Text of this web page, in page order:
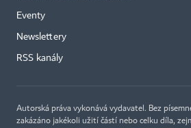
Eventy
Newslettery
RSS kanály
Autorská práva vykonává vydavatel. Bez
zakázáno jakékoli užití částí nebo celku díla,